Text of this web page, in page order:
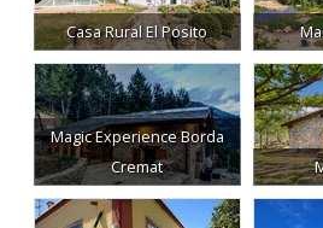
Casa Rural El Posito
Magic Experience Borda
Cremat